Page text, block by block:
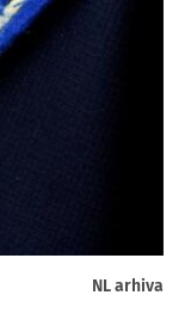
NL arhiva